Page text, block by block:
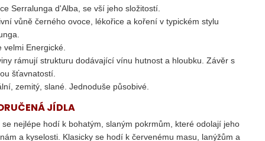
Serralunga d'Alba, se vší jeho složitostí.
vůně černého ovoce, lékořice a koření v typickém stylu
velmi Energické.
rámují strukturu dodávající vínu hutnost a hloubku. Závěr s
šťavnatostí.
zemitý, slané. Jednoduše působivé.
JÍDLA
se nejlépe hodí k bohatým, slaným pokrmům, které odolají jeho
a kyselosti. Klasicky se hodí k červenému masu, lanýžům a